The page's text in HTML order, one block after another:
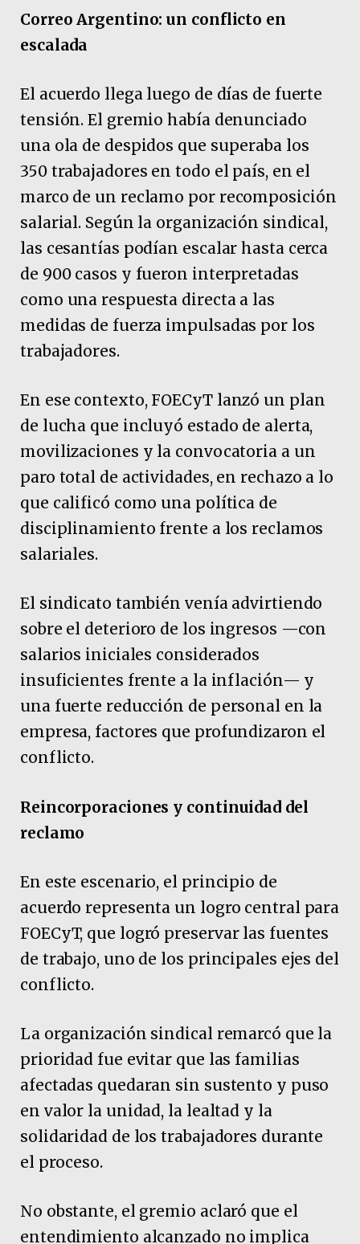
Correo Argentino: un conflicto en
escalada
El acuerdo llega luego de días de fuerte
tensión. El gremio había denunciado
una ola de despidos que superaba los
350 trabajadores en todo el país, en el
marco de un reclamo por recomposición
salarial. Según la organización sindical,
las cesantías podían escalar hasta cerca
de 900 casos y fueron interpretadas
como una respuesta directa a las
medidas de fuerza impulsadas por los
trabajadores.
En ese contexto, FOECyT lanzó un plan
de lucha que incluyó estado de alerta,
movilizaciones y la convocatoria a un
paro total de actividades, en rechazo a lo
que calificó como una política de
disciplinamiento frente a los reclamos
salariales.
El sindicato también venía advirtiendo
sobre el deterioro de los ingresos —con
salarios iniciales considerados
insuficientes frente a la inflación— y
una fuerte reducción de personal en la
empresa, factores que profundizaron el
conflicto.
Reincorporaciones y continuidad del
reclamo
En este escenario, el principio de
acuerdo representa un logro central para
FOECyT, que logró preservar las fuentes
de trabajo, uno de los principales ejes del
conflicto.
La organización sindical remarcó que la
prioridad fue evitar que las familias
afectadas quedaran sin sustento y puso
en valor la unidad, la lealtad y la
solidaridad de los trabajadores durante
el proceso.
No obstante, el gremio aclaró que el
entendimiento alcanzado no implica